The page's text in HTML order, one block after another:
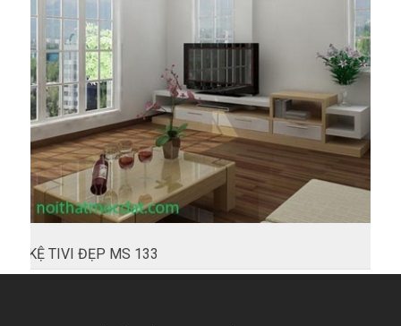
KỆ TIVI ĐẸP MS 133